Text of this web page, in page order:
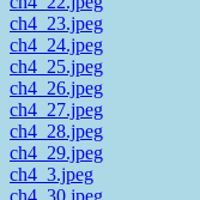
ch4_23.jpeg
ch4_24.jpeg
ch4_25.jpeg
ch4_26.jpeg
ch4_27.jpeg
ch4_28.jpeg
ch4_29.jpeg
ch4_3.jpeg
ch4_30.jpeg